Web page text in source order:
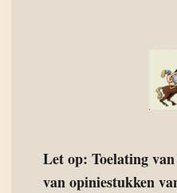
Let op: Toelating
van opiniestukken